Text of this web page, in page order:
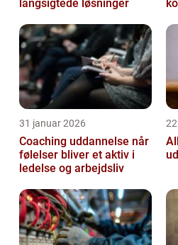
langsigtede løsninger
31 januar 2026
Coaching uddannelse når
følelser bliver et aktiv i
ledelse og arbejdsliv